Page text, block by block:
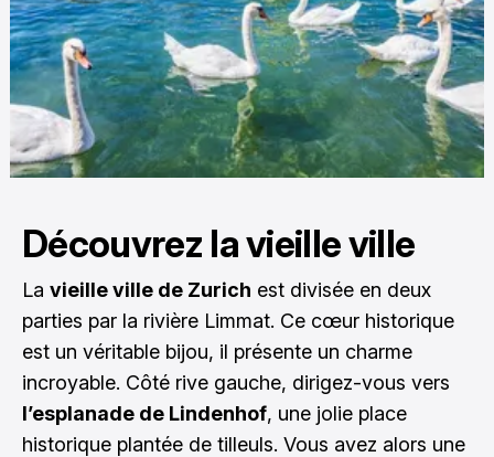
Découvrez la vieille ville
La vieille ville de Zurich est divisée en deux
parties par la rivière Limmat. Ce cœur historique
est un véritable bijou, il présente un charme
incroyable. Côté rive gauche, dirigez-vous vers
l’esplanade de Lindenhof, une jolie place
historique plantée de tilleuls. Vous avez alors une